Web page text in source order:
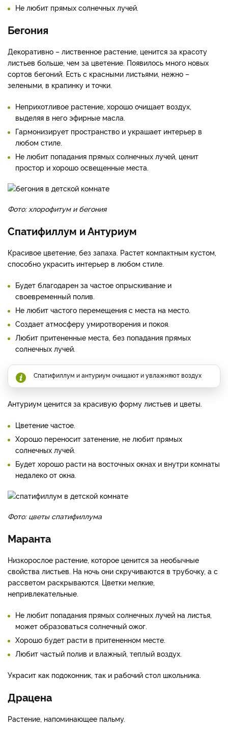
Не любит прямых солнечных лучей.
Бегония
Декоративно – лиственное растение, ценится за красоту
листьев больше, чем за цветение. Появилось много новых
сортов бегоний. Есть с красными листьями, нежно –
зелеными, в крапинку и точки.
Неприхотливое растение, хорошо очищает воздух,
выделяя в него эфирные масла.
Гармонизирует пространство и украшает интерьер в
любом стиле.
Не любит попадания прямых солнечных лучей, ценит
простор и хорошо освещенные места.
Фото: хлорофитум и бегония
Спатифиллум и Антуриум
Красивое цветение, без запаха. Растет компактным кустом,
способно украсить интерьер в любом стиле.
Будет благодарен за частое опрыскивание и
своевременный полив.
Не любит частого перемещения с места на место.
Создает атмосферу умиротворения и покоя.
Любит притененные места, без попадания прямых
солнечных лучей.
Спатифиллум и антуриум очищают и увлажняют воздух
Антуриум ценится за красивую форму листьев и цветы.
Цветение частое.
Хорошо переносит затенение, не любит прямых
солнечных лучей.
Будет хорошо расти на восточных окнах и внутри комнаты
недалеко от окна.
Фото: цветы спатифиллума
Маранта
Низкорослое растение, которое ценится за необычные
свойства листьев. На ночь они скручиваются в трубочку, а с
рассветом раскрываются. Цветки мелкие,
непривлекательные.
Не любит попадания прямых солнечных лучей на листья,
может образоваться солнечный ожог.
Хорошо будет расти в притененном месте.
Любит частый полив и влажный, теплый воздух.
Украсит как подоконник, так и рабочий стол школьника.
Драцена
Растение, напоминающее пальму.